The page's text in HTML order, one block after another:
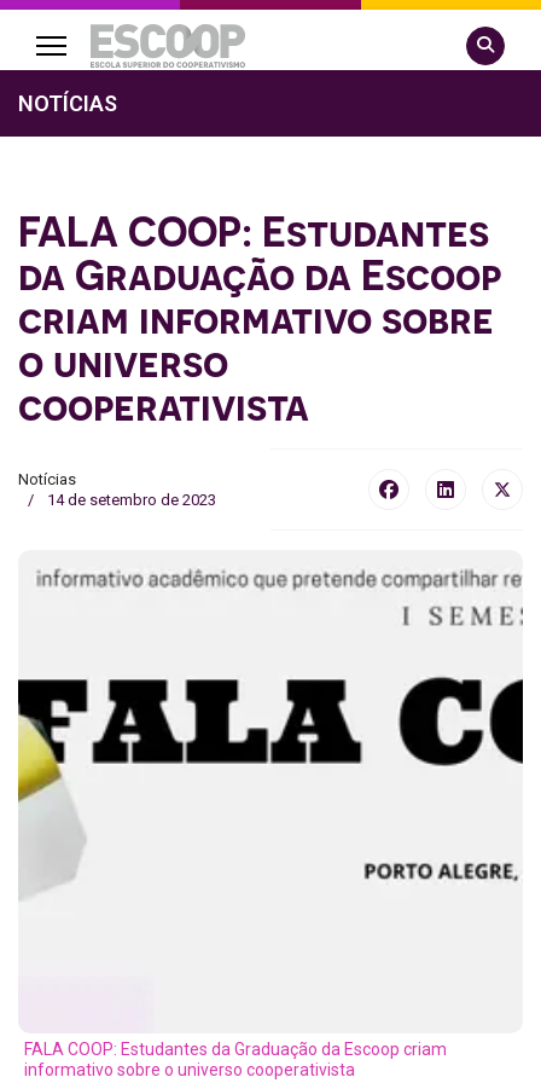
Pesquisar
NOTÍCIAS
FALA COOP: Estudantes
da Graduação da Escoop
criam informativo sobre
o universo
cooperativista
Notícias
14 de setembro de 2023
FALA COOP: Estudantes da Graduação da Escoop criam
informativo sobre o universo cooperativista